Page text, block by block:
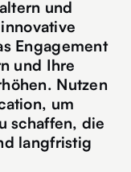
und
Engagement
und Ihre
Nutzen
um
schaffen, die
langfristig